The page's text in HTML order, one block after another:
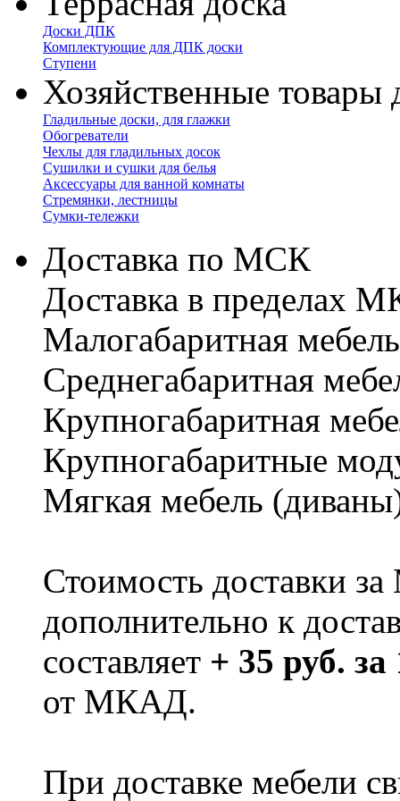
Доски ДПК
Комплектующие для ДПК доски
Ступени
Хозяйственные товары
Гладильные доски, для глажки
Обогреватели
Чехлы для гладильных досок
Сушилки и сушки для белья
Аксессуары для ванной комнаты
Стремянки, лестницы
Сумки-тележки
Доставка по МСК
Доставка в пределах
Малогабаритная
Cреднегабаритная
Крупногабаритная
Крупногабаритные
Мягкая мебель
Стоимость доставки
дополнительно к
составляет + 35 руб.
от МКАД.
При доставке мебели